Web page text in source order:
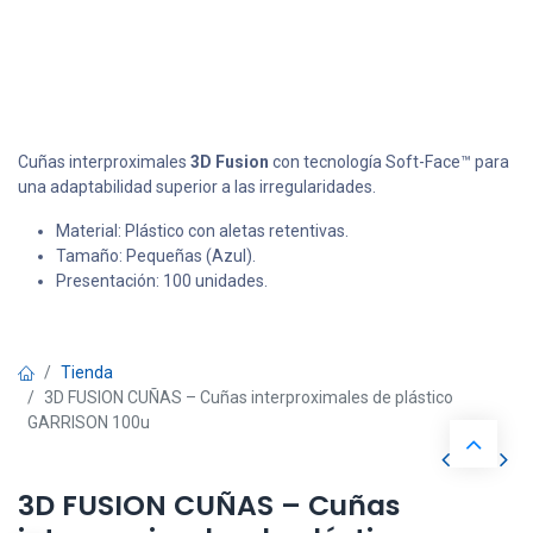
Cuñas interproximales 3D Fusion con tecnología Soft-Face™ para
una adaptabilidad superior a las irregularidades.
Material: Plástico con aletas retentivas.
Tamaño: Pequeñas (Azul).
Presentación: 100 unidades.
Tienda
3D FUSION CUÑAS – Cuñas interproximales de plástico
GARRISON 100u
3D FUSION CUÑAS – Cuñas